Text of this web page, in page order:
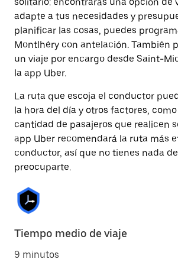
adapte a tus necesidades y
planificar las cosas, puedes
Montlhéry con antelación. También
un viaje por encargo desde Saint-
la app Uber.
La ruta que escoja el conductor
la hora del día y otros factores,
cantidad de pasajeros que realicen
app Uber recomendará la ruta más
conductor, así que no tienes nada
preocuparte.
Tiempo medio de viaje
9 minutos